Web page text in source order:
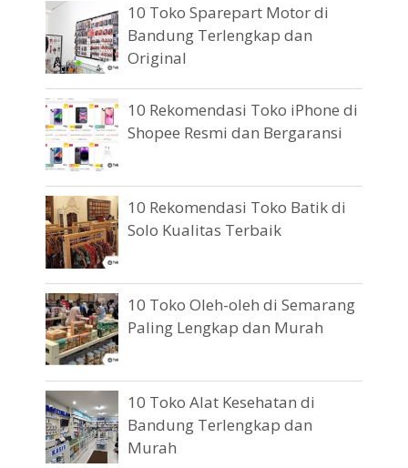
10 Toko Sparepart Motor di
Bandung Terlengkap dan
Original
10 Rekomendasi Toko iPhone di
Shopee Resmi dan Bergaransi
10 Rekomendasi Toko Batik di
Solo Kualitas Terbaik
10 Toko Oleh-oleh di Semarang
Paling Lengkap dan Murah
10 Toko Alat Kesehatan di
Bandung Terlengkap dan
Murah